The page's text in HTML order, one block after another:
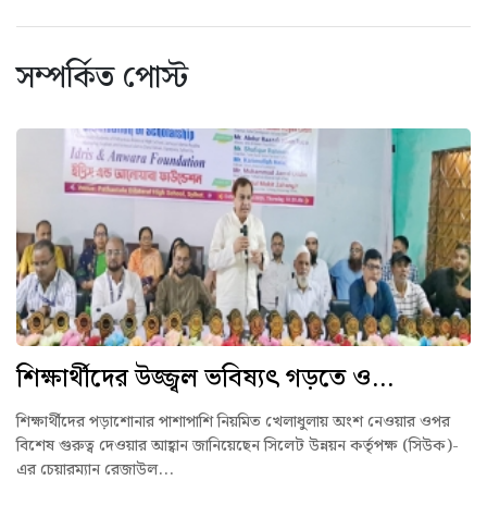
সম্পর্কিত পোস্ট
শিক্ষার্থীদের উজ্জ্বল ভবিষ্যৎ গড়তে ও...
শিক্ষার্থীদের পড়াশোনার পাশাপাশি নিয়মিত খেলাধুলায় অংশ নেওয়ার ওপর
বিশেষ গুরুত্ব দেওয়ার আহ্বান জানিয়েছেন সিলেট উন্নয়ন কর্তৃপক্ষ (সিউক)-
এর চেয়ারম্যান রেজাউল...